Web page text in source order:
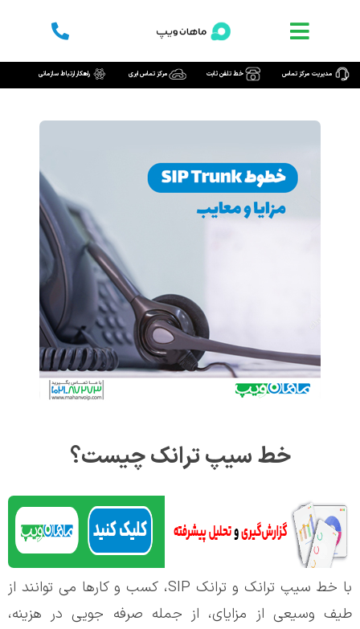
محتوامدیریت مرکز تماس خط تلفن ثابت مرکز تماس ابری راهکار ارتباط سازمانی
خط سیپ ترانک چیست؟
با خط سیپ ترانک و
ترانک SIP، کسب و کارها می توانند از
طیف وسیعی از مزایای، از جمله صرفه جویی در هزینه،